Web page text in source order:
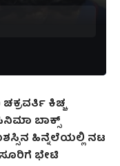
ಕಿಚ್ಚ
ಬಾಕ್ಸ್
ಹಿನ್ನೆಲೆಯಲ್ಲಿ ನಟ
ಭೇಟಿ